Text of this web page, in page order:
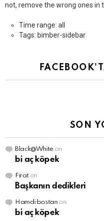
not, remove the wrong ones in
Time range: all
Tags: bimber-sidebar
SON
Black@White on
bi aç köpek
Firaton
Başkanın dedikleri
Hamdi bostan on
bi aç köpek